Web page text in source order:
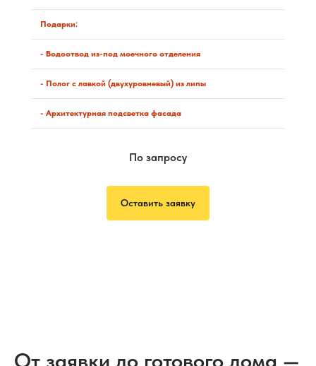
Подарки:
- Водоотвод из-под моечного отделения
- Полог с лавкой (двухуровневый) из липы
- Архитектурная подсветка фасада
По запросу
Оставить заявку
От заявки до готового дома —